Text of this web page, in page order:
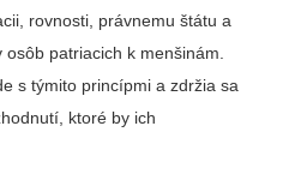
rovnosti, právnemu štátu a
patriacich k menšinám.
s týmito princípmi a zdržia sa
ktoré by ich